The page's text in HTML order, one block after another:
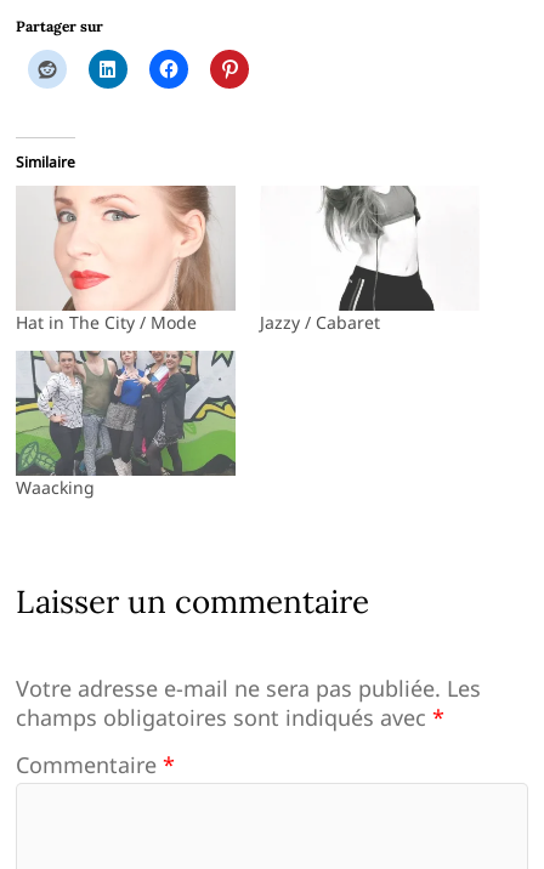
Partager sur
Similaire
Hat in The City / Mode Jazzy / Cabaret
Waacking
Laisser un commentaire
Votre adresse e-mail ne sera pas publiée. Les
champs obligatoires sont indiqués avec*
Commentaire*